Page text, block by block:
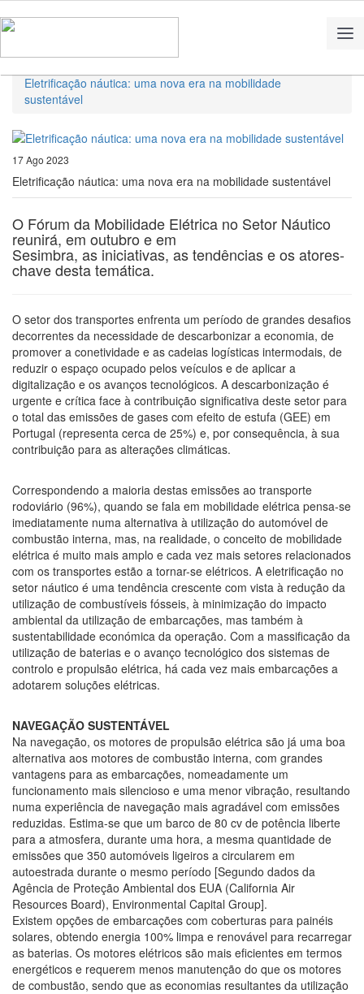
Eletrificação náutica: uma nova era na mobilidade
sustentável
17 Ago 2023
Eletrificação náutica: uma nova era na mobilidade sustentável
O Fórum da Mobilidade Elétrica no Setor Náutico
reunirá, em outubro e em
Sesimbra, as iniciativas, as tendências e os atores-
chave desta temática.
O setor dos transportes enfrenta um período de grandes desafios
decorrentes da necessidade de descarbonizar a economia, de
promover a conetividade e as cadeias logísticas intermodais, de
reduzir o espaço ocupado pelos veículos e de aplicar a
digitalização e os avanços tecnológicos. A descarbonização é
urgente e crítica face à contribuição significativa deste setor para
o total das emissões de gases com efeito de estufa (GEE) em
Portugal (representa cerca de 25%) e, por consequência, à sua
contribuição para as alterações climáticas.
Correspondendo a maioria destas emissões ao transporte
rodoviário (96%), quando se fala em mobilidade elétrica pensa-se
imediatamente numa alternativa à utilização do automóvel de
combustão interna, mas, na realidade, o conceito de mobilidade
elétrica é muito mais amplo e cada vez mais setores relacionados
com os transportes estão a tornar-se elétricos. A eletrificação no
setor náutico é uma tendência crescente com vista à redução da
utilização de combustíveis fósseis, à minimização do impacto
ambiental da utilização de embarcações, mas também à
sustentabilidade económica da operação. Com a massificação da
utilização de baterias e o avanço tecnológico dos sistemas de
controlo e propulsão elétrica, há cada vez mais embarcações a
adotarem soluções elétricas.
NAVEGAÇÃO SUSTENTÁVEL
Na navegação, os motores de propulsão elétrica são já uma boa
alternativa aos motores de combustão interna, com grandes
vantagens para as embarcações, nomeadamente um
funcionamento mais silencioso e uma menor vibração, resultando
numa experiência de navegação mais agradável com emissões
reduzidas. Estima-se que um barco de 80 cv de potência liberte
para a atmosfera, durante uma hora, a mesma quantidade de
emissões que 350 automóveis ligeiros a circularem em
autoestrada durante o mesmo período [Segundo dados da
Agência de Proteção Ambiental dos EUA (California Air
Resources Board), Environmental Capital Group].
Existem opções de embarcações com coberturas para painéis
solares, obtendo energia 100% limpa e renovável para recarregar
as baterias. Os motores elétricos são mais eficientes em termos
energéticos e requerem menos manutenção do que os motores
de combustão, sendo que as economias resultantes da utilização